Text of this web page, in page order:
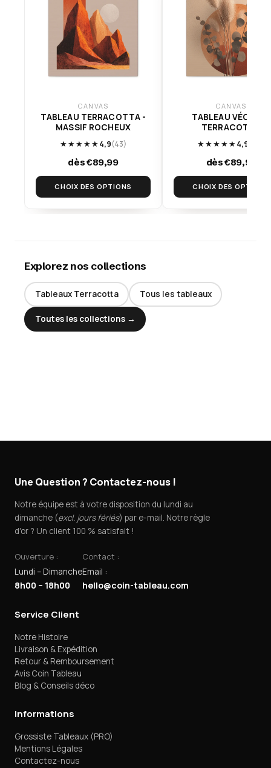
CANVAS
TABLEAU TERRACOTTA -
MASSIF ROCHEUX
★★★★★4,9(43)
dès €89,99
CHOIX DES OPTIONS
CANVAS
TABLEAU VÉGÉTAL
TERRACOTTA
★★★★★4,9
dès €89,99
CHOIX DES OPTIONS
Explorez nos collections
Tableaux Terracotta Tous les tableaux
Toutes les collections →
Une Question ? Contactez-nous !
Notre équipe est à votre disposition du lundi au
dimanche (excl. jours fériés) par e-mail. Notre règle
d'or ? Un client 100 % satisfait !
Ouverture :
Lundi – Dimanche
8h00 – 18h00
Contact :
Email :
hello@coin-tableau.com
Service Client
Notre Histoire
Livraison & Expédition
Retour & Remboursement
Avis Coin Tableau
Blog & Conseils déco
Informations
Grossiste Tableaux (PRO)
Mentions Légales
Contactez-nous